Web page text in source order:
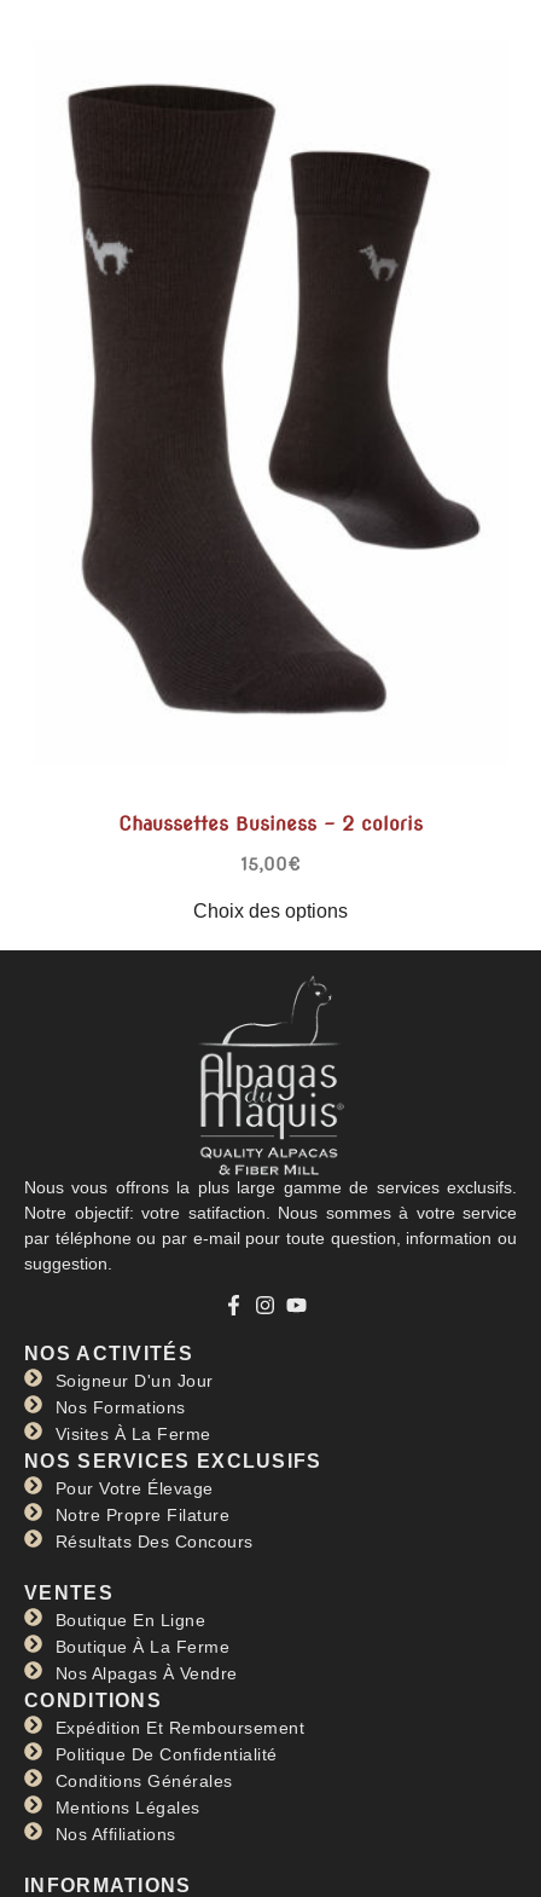
Chaussettes Business – 2 coloris
15,00€
Choix des options
Nous vous offrons la plus large gamme de services exclusifs.
Notre objectif: votre satifaction. Nous sommes à votre service
par téléphone ou par e-mail pour toute question, information ou
suggestion.
NOS ACTIVITÉS
Soigneur D'un Jour
Nos Formations
Visites À La Ferme
NOS SERVICES EXCLUSIFS
Pour Votre Élevage
Notre Propre Filature
Résultats Des Concours
VENTES
Boutique En Ligne
Boutique À La Ferme
Nos Alpagas À Vendre
CONDITIONS
Expédition Et Remboursement
Politique De Confidentialité
Conditions Générales
Mentions Légales
Nos Affiliations
INFORMATIONS